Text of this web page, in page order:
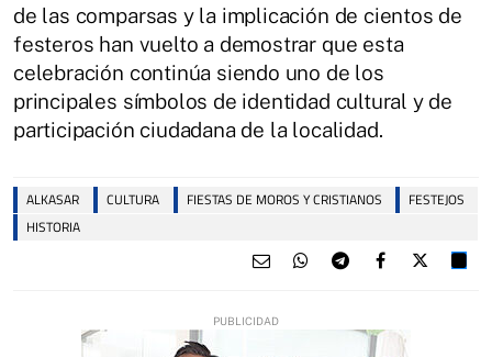
de las comparsas y la implicación de cientos de
festeros han vuelto a demostrar que esta
celebración continúa siendo uno de los
principales símbolos de identidad cultural y de
participación ciudadana de la localidad.
ALKASAR CULTURA FIESTAS DE MOROS Y CRISTIANOS
FESTEJOS
HISTORIA